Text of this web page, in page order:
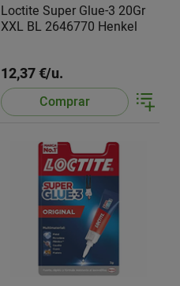
Loctite Super Glue-3 20Gr
XXL BL 2646770 Henkel
12,37 €/u.
Comprar